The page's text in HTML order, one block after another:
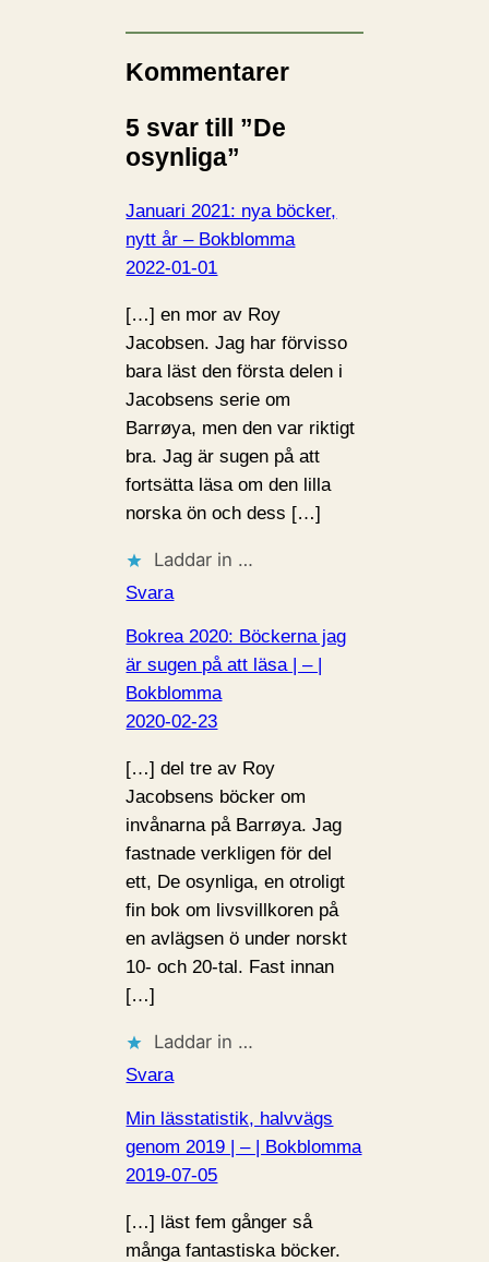
Kommentarer
5 svar till ”De
osynliga”
Januari 2021: nya böcker,
nytt år – Bokblomma
2022-01-01
[…] en mor av Roy
Jacobsen. Jag har förvisso
bara läst den första delen i
Jacobsens serie om
Barrøya, men den var riktigt
bra. Jag är sugen på att
fortsätta läsa om den lilla
norska ön och dess […]
Laddar in …
Svara
Bokrea 2020: Böckerna jag
är sugen på att läsa | – |
Bokblomma
2020-02-23
[…] del tre av Roy
Jacobsens böcker om
invånarna på Barrøya. Jag
fastnade verkligen för del
ett, De osynliga, en otroligt
fin bok om livsvillkoren på
en avlägsen ö under norskt
10- och 20-tal. Fast innan
[…]
Laddar in …
Svara
Min lässtatistik, halvvägs
genom 2019 | – | Bokblomma
2019-07-05
[…] läst fem gånger så
många fantastiska böcker.